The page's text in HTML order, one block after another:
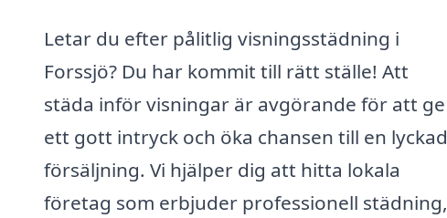
Letar du efter pålitlig visningsstädning i
Forssjö? Du har kommit till rätt ställe! Att
städa inför visningar är avgörande för att ge
ett gott intryck och öka chansen till en lyckad
försäljning. Vi hjälper dig att hitta lokala
företag som erbjuder professionell städning,